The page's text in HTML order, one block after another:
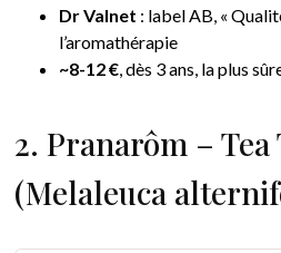
Dr Valnet : label AB, «
l’aromathérapie
~8-12 € , dès 3 ans, la plus
2. Pranarôm – Tea
(Melaleuca